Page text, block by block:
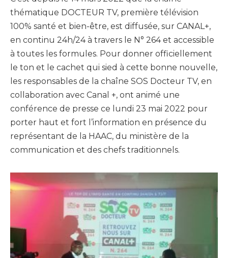
thématique DOCTEUR TV, première télévision
100% santé et bien-être, est diffusée, sur CANAL+,
en continu 24h/24 à travers le N° 264 et accessible
à toutes les formules. Pour donner officiellement
le ton et le cachet qui sied à cette bonne nouvelle,
les responsables de la chaîne SOS Docteur TV, en
collaboration avec Canal +, ont animé une
conférence de presse ce lundi 23 mai 2022 pour
porter haut et fort l’information en présence du
représentant de la HAAC, du ministère de la
communication et des chefs traditionnels.